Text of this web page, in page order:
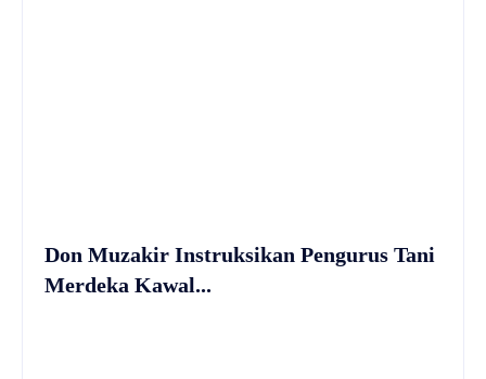
Don Muzakir Instruksikan Pengurus Tani
Merdeka Kawal...